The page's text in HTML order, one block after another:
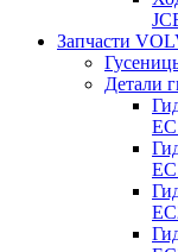
Запчасти
Детали